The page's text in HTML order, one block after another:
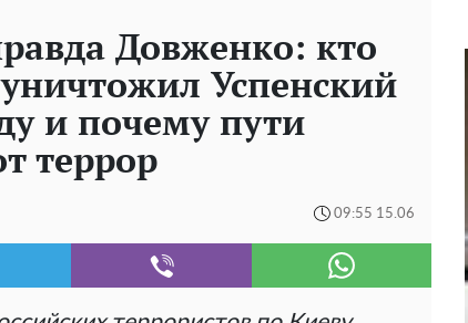
Довженко: кто
Успенский
и почему пути
террор
09:55 15.06